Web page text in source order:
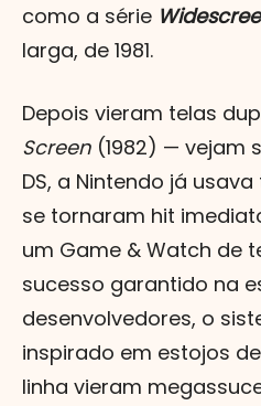
como a série
larga, de 1981.
Depois vieram telas
Screen (1982) — vejam
DS, a Nintendo já
se tornaram hit
um Game & Watch de
sucesso garantido na
desenvolvedores, o
inspirado em estojos
linha vieram